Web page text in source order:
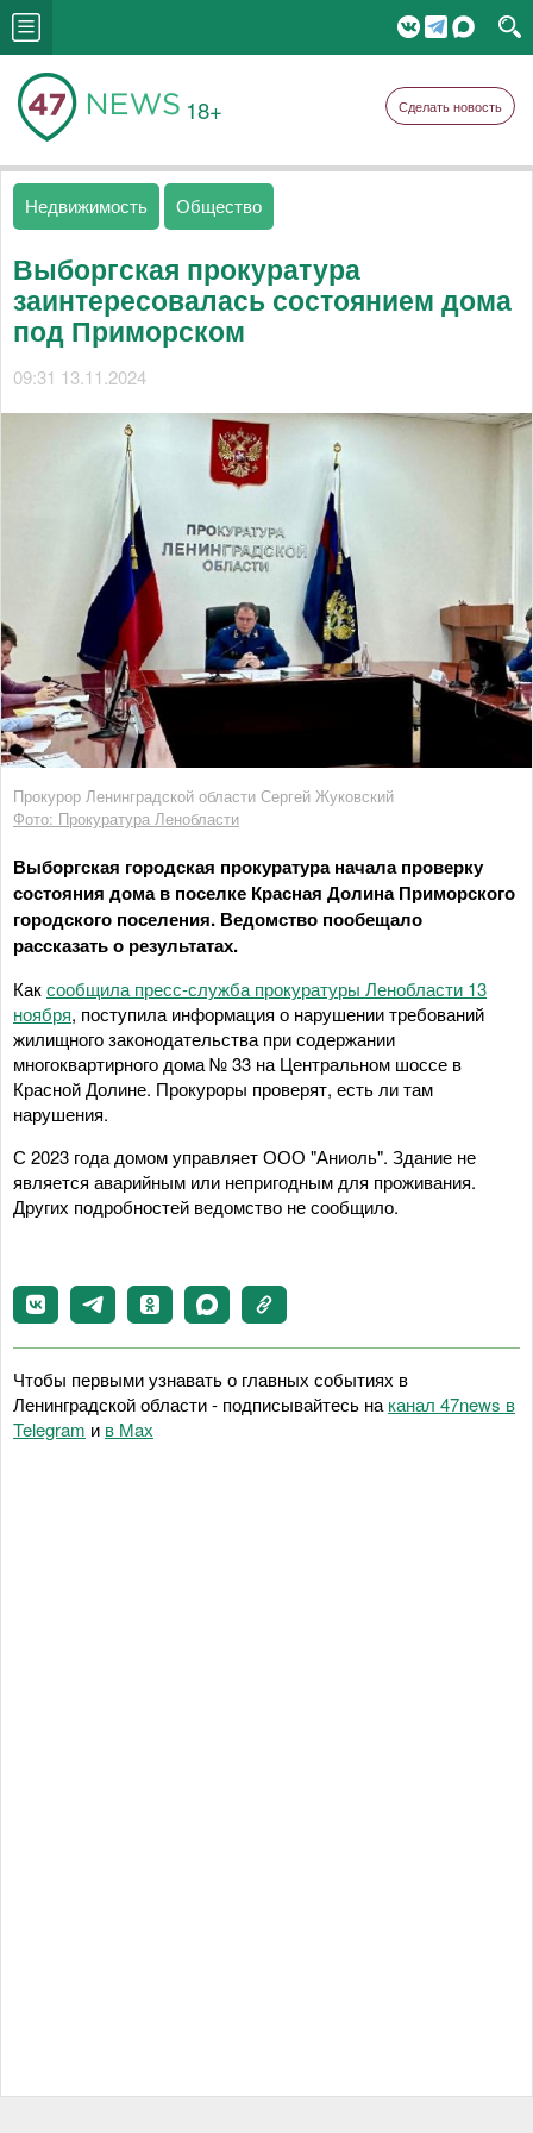
18+ Сделать новость
Недвижимость Общество
Выборгская прокуратура
заинтересовалась состоянием дома
под Приморском
09:31 13.11.2024
Прокурор Ленинградской области Сергей Жуковский
Фото: Прокуратура Ленобласти
Выборгская городская прокуратура начала проверку
состояния дома в поселке Красная Долина Приморского
городского поселения. Ведомство пообещало
рассказать о результатах.
Каксообщила пресс-служба прокуратуры Ленобласти 13
ноября, поступила информация о нарушении требований
жилищного законодательства при содержании
многоквартирного дома № 33 на Центральном шоссе в
Красной Долине. Прокуроры проверят, есть ли там
нарушения.
С 2023 года домом управляет ООО "Аниоль". Здание не
является аварийным или непригодным для проживания.
Других подробностей ведомство не сообщило.
Чтобы первыми узнавать о главных событиях в
Ленинградской области - подписывайтесь на канал 47news в
Telegram и в Maх